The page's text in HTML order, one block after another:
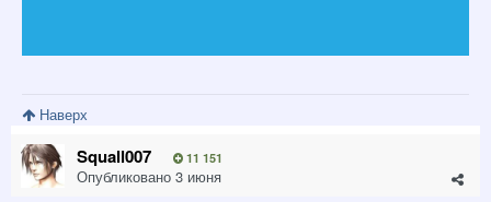
Наверх
Squall007 11 151
Опубликовано 3 июня